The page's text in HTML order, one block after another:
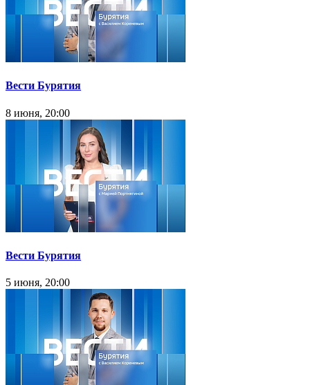
Вести Бурятия
8 июня, 20:00
Вести Бурятия
5 июня, 20:00